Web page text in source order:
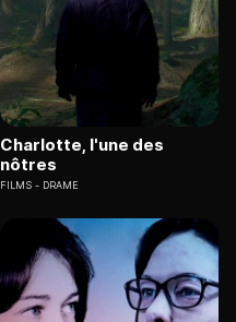
Charlotte, l'une des
nôtres
FILMS DRAME